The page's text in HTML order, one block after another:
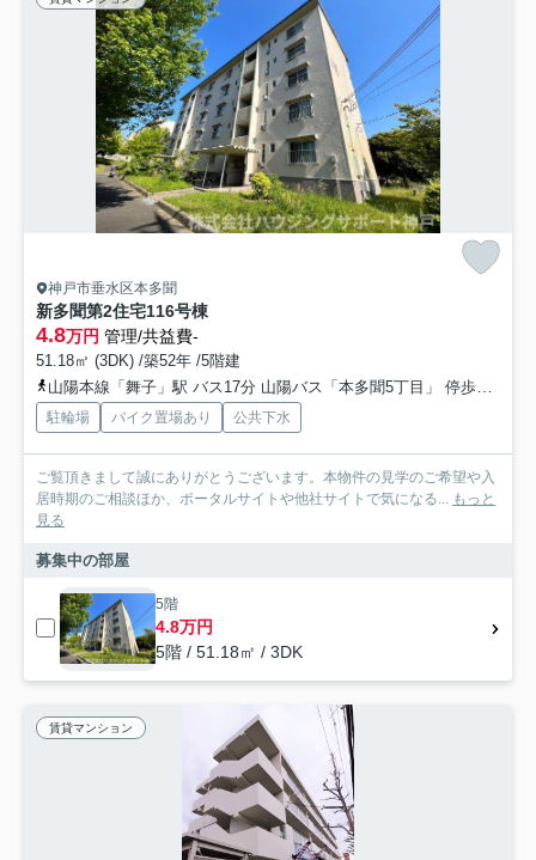
神戸市垂水区本多聞
新多聞第2住宅116号棟
4.8万円 管理/共益費-
51.18㎡ (3DK) /築52年 /5階建
山陽本線「舞子」駅 バス17分 山陽バス「本多聞5丁目」 停歩2分
駐輪場 バイク置場あり 公共下水
ご覧頂きまして誠にありがとうございます。本物件の見学のご希望や入
居時期のご相談ほか、ポータルサイトや他社サイトで気になる...
もっと
見る
募集中の部屋
5階
4.8万円
5階 / 51.18㎡ / 3DK
賃貸マンション